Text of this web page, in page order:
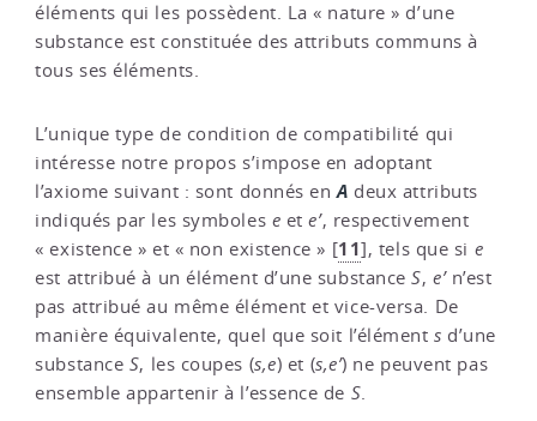
éléments qui les possèdent. La « nature » d’une
substance est constituée des attributs communs à
tous ses éléments.
L’unique type de condition de compatibilité qui
intéresse notre propos s’impose en adoptant
l’axiome suivant : sont donnés enA deux attributs
indiqués par les symboles e ete’, respectivement
« existence » et « non existence » [11], tels que si e
est attribué à un élément d’une substanceS,e’n’est
pas attribué au même élément et vice-versa. De
manière équivalente, quel que soit l’éléments d’une
substance S, les coupes (s,e) et (s,e’) ne peuvent pas
ensemble appartenir à l’essence de S.